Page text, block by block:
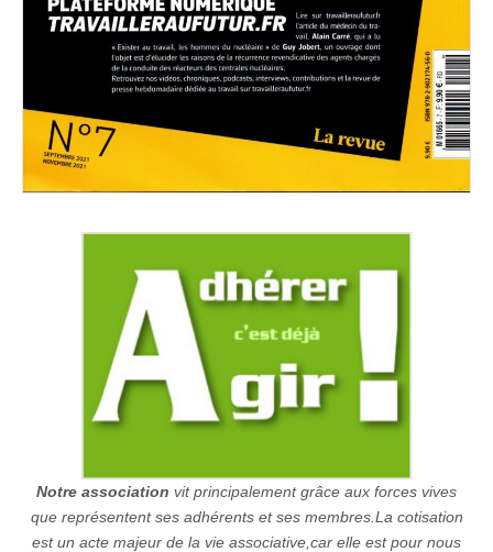
Notre association vit principalement grâce aux forces vives
que représentent ses adhérents et ses membres.La cotisation
est un acte majeur de la vie associative,car elle est pour nous